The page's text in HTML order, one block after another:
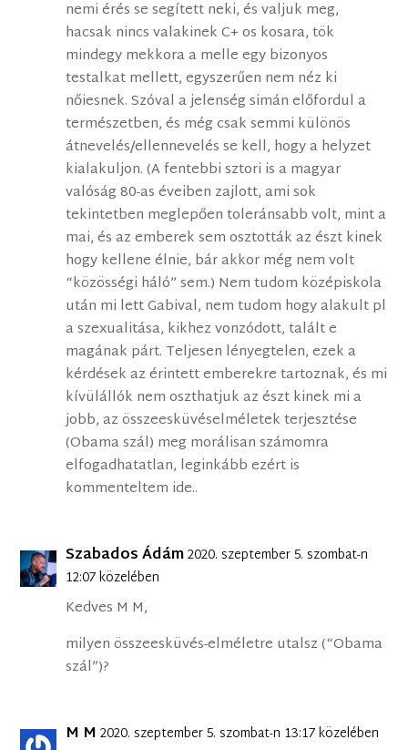
nemi érés se segített neki, és valjuk meg,
hacsak nincs valakinek C+ os kosara, tök
mindegy mekkora a melle egy bizonyos
testalkat mellett, egyszerűen nem néz ki
nőiesnek. Szóval a jelenség simán előfordul a
természetben, és még csak semmi különös
átnevelés/ellennevelés se kell, hogy a helyzet
kialakuljon. (A fentebbi sztori is a magyar
valóság 80-as éveiben zajlott, ami sok
tekintetben meglepően toleránsabb volt, mint a
mai, és az emberek sem osztották az észt kinek
hogy kellene élnie, bár akkor még nem volt
“közösségi háló” sem.) Nem tudom középiskola
után mi lett Gabival, nem tudom hogy alakult pl
a szexualitása, kikhez vonzódott, talált e
magának párt. Teljesen lényegtelen, ezek a
kérdések az érintett emberekre tartoznak, és mi
kívülállók nem oszthatjuk az észt kinek mi a
jobb, az összeesküvéselméletek terjesztése
(Obama szál) meg morálisan számomra
elfogadhatatlan, leginkább ezért is
kommenteltem ide..
Szabados Ádám2020. szeptember 5. szombat-n
12:07 közelében
Kedves M M,
milyen összeesküvés-elméletre utalsz (“Obama
szál”)?
M M 2020. szeptember 5. szombat-n 13:17 közelében